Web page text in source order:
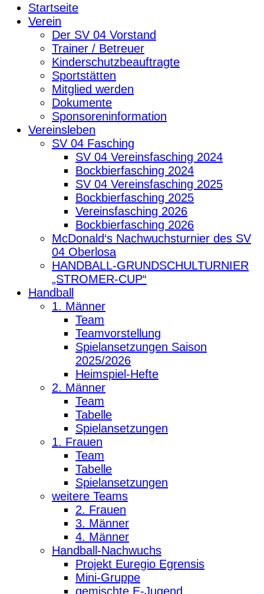
Startseite
Verein
Der SV 04 Vorstand
Trainer / Betreuer
Kinderschutzbeauftragte
Sportstätten
Mitglied werden
Dokumente
Sponsoreninformation
Vereinsleben
SV 04 Fasching
SV 04 Vereinsfasching 2024
Bockbierfasching 2024
SV 04 Vereinsfasching 2025
Bockbierfasching 2025
Vereinsfasching 2026
Bockbierfasching 2026
McDonald‘s Nachwuchsturnier des SV
04 Oberlosa
HANDBALL-GRUNDSCHULTURNIER
„STROMER-CUP“
Handball
1. Männer
Team
Teamvorstellung
Spielansetzungen Saison
2025/2026
Heimspiel-Hefte
2. Männer
Team
Tabelle
Spielansetzungen
1. Frauen
Team
Tabelle
Spielansetzungen
weitere Teams
2. Frauen
3. Männer
4. Männer
Handball-Nachwuchs
Projekt Euregio Egrensis
Mini-Gruppe
gemischte E-Jugend